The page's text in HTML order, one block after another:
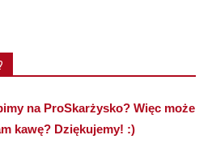
na ProSkarżysko? Więc może
kawę? Dziękujemy! :)